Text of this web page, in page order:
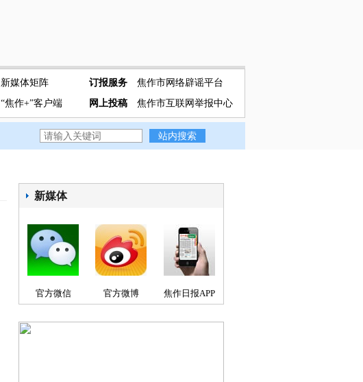
新媒体矩阵
“焦作+”客户端
订报服务
焦作市网络辟谣平台
网上投稿
焦作市互联网举报中心
新媒体
官方微信 官方微博 焦作日报APP